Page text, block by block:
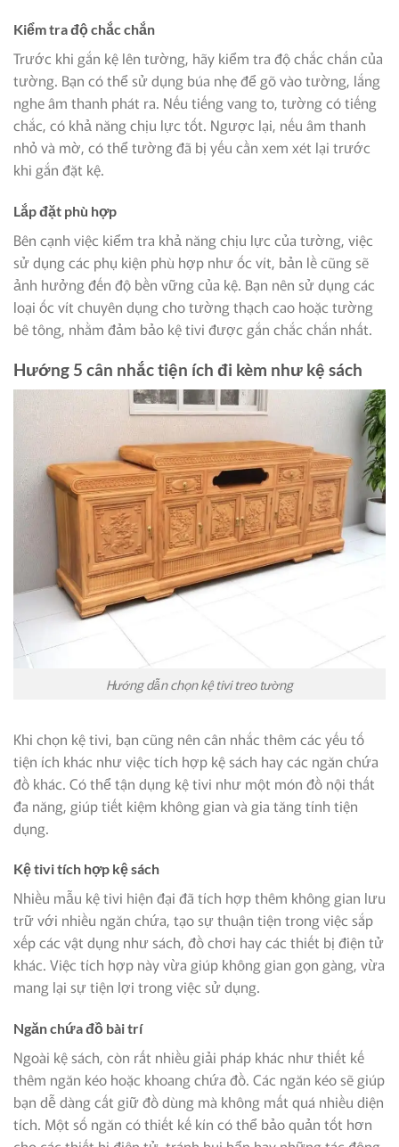
Kiểm tra độ chắc chắn
Trước khi gắn kệ lên tường, hãy kiểm tra độ chắc chắn của
tường. Bạn có thể sử dụng búa nhẹ để gõ vào tường, lắng
nghe âm thanh phát ra. Nếu tiếng vang to, tường có tiếng
chắc, có khả năng chịu lực tốt. Ngược lại, nếu âm thanh
nhỏ và mờ, có thể tường đã bị yếu cần xem xét lại trước
khi gắn đặt kệ.
Lắp đặt phù hợp
Bên cạnh việc kiểm tra khả năng chịu lực của tường, việc
sử dụng các phụ kiện phù hợp như ốc vít, bản lề cũng sẽ
ảnh hưởng đến độ bền vững của kệ. Bạn nên sử dụng các
loại ốc vít chuyên dụng cho tường thạch cao hoặc tường
bê tông, nhằm đảm bảo kệ tivi được gắn chắc chắn nhất.
Hướng 5 cân nhắc tiện ích đi kèm như kệ sách
Hướng dẫn chọn kệ tivi treo tường
Khi chọn kệ tivi, bạn cũng nên cân nhắc thêm các yếu tố
tiện ích khác như việc tích hợp kệ sách hay các ngăn chứa
đồ khác. Có thể tận dụng kệ tivi như một món đồ nội thất
đa năng, giúp tiết kiệm không gian và gia tăng tính tiện
dụng.
Kệ tivi tích hợp kệ sách
Nhiều mẫu kệ tivi hiện đại đã tích hợp thêm không gian lưu
trữ với nhiều ngăn chứa, tạo sự thuận tiện trong việc sắp
xếp các vật dụng như sách, đồ chơi hay các thiết bị điện tử
khác. Việc tích hợp này vừa giúp không gian gọn gàng, vừa
mang lại sự tiện lợi trong việc sử dụng.
Ngăn chứa đồ bài trí
Ngoài kệ sách, còn rất nhiều giải pháp khác như thiết kế
thêm ngăn kéo hoặc khoang chứa đồ. Các ngăn kéo sẽ giúp
bạn dễ dàng cất giữ đồ dùng mà không mất quá nhiều diện
tích. Một số ngăn có thiết kế kín có thể bảo quản tốt hơn